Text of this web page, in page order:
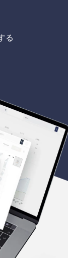
る